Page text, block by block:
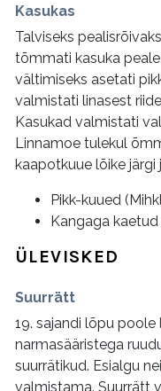
Kasukas
Talviseks
tõmmati kasuka
vältimiseks asetati
valmistati linasest
Kasukad valmistati
Linnamoe tulekul
kaapotkuue lõike järgi
Pikk-kuued
Kangaga
ÜLEVISKED
Suurrätt
19. sajandi lõpu
narmasääristega
suurrätikud. Esialgu
valmistama. Suurrätt